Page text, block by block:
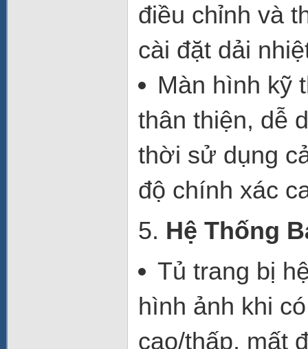
điều chỉnh và
cài đặt dải
Màn hình kỹ
thân thiện, dễ
thời sử dụng
độ chính xác
5. Hệ Thống
Tủ trang bị
hình ảnh khi
cao/thấp, mất